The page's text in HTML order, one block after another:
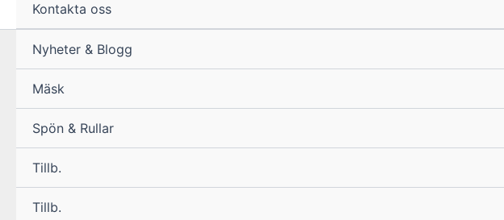
Kontakta oss
Nyheter & Blogg
Mäsk
Spön & Rullar
Tillb.
Tillb.